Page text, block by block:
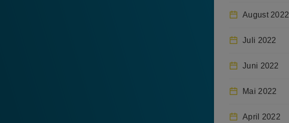
August 2022
Juli 2022
Juni 2022
Mai 2022
April 2022